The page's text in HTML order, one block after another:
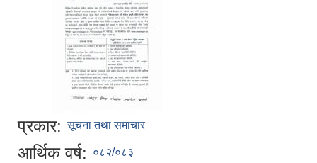
प्रकार: सूचना तथा समाचार
आर्थिक वर्ष: ०८२/०८३